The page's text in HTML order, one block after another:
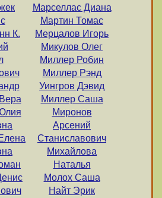
К.
Марселлас Диана
Мартин Томас
Мерцалов Игорь
Микулов Олег
Миллер Робин
Миллер Рэнд
Уингров Дэвид
Миллер Саша
Миронов
Арсений
Станиславович
Михайлова
Наталья
Молох Саша
Найт Эрик